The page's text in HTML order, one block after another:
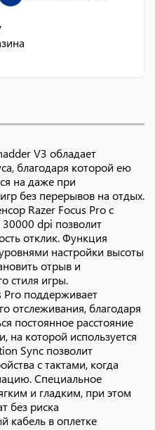
V3 обладает
благодаря которой ею
на даже при
без перерывов на отдых.
Razer Focus Pro с
dpi позволит
отклик. Функция
настройки высоты
отрыв и
стиля игры.
поддерживает
отслеживания, благодаря
постоянное расстояние
на которой используется
Sync позволит
с тактами, когда
Специальное
и гладким, при этом
без риска
кабель в оплетке